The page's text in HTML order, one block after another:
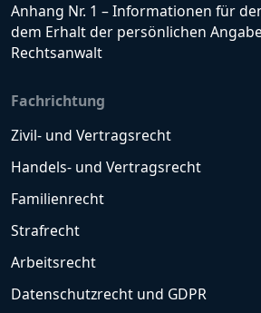
Anhang Nr. 1 – Informationen für
dem Erhalt der persönlichen
Rechtsanwalt
Fachrichtung
Zivil- und Vertragsrecht
Handels- und Vertragsrecht
Familienrecht
Strafrecht
Arbeitsrecht
Datenschutzrecht und GDPR